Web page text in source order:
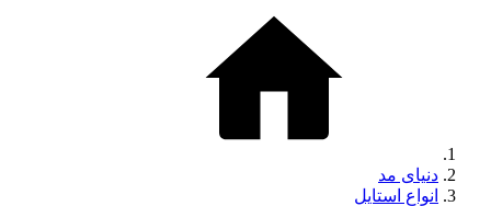
دنیای مد
انواع استایل